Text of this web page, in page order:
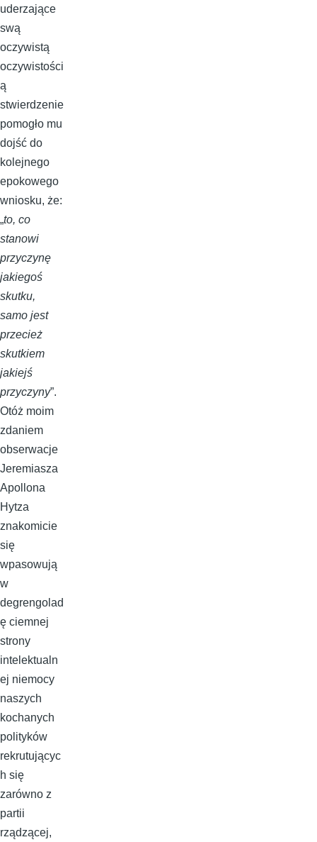
uderzające
swą
oczywistą
oczywistości
ą
stwierdzenie
pomogło mu
dojść do
kolejnego
epokowego
wniosku, że:
„to, co
stanowi
przyczynę
jakiegoś
skutku,
samo jest
przecież
skutkiem
jakiejś
przyczyny”.
Otóż moim
zdaniem
obserwacje
Jeremiasza
Apollona
Hytza
znakomicie
się
wpasowują
w
degrengolad
ę ciemnej
strony
intelektualn
ej niemocy
naszych
kochanych
polityków
rekrutującyc
h się
zarówno z
partii
rządzącej,